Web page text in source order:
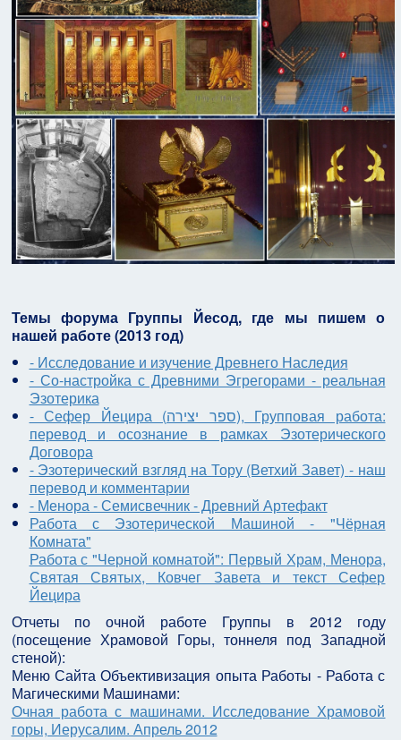
Темы форума Группы Йесод, где мы пишем о
нашей работе (2013 год)
- Исследование и изучение Древнего Наследия
- Со-настройка с Древними Эгрегорами - реальная
Эзотерика
- Сефер Йецира (ספר יצירה), Групповая работа:
перевод и осознание в рамках Эзотерического
Договора
- Эзотерический взгляд на Тору (Ветхий Завет) - наш
перевод и комментарии
- Менора - Семисвечник - Древний Артефакт
Работа с Эзотерической Машиной - "Чёрная
Комната"
Работа с "Черной комнатой": Первый Храм, Менора,
Святая Святых, Ковчег Завета и текст Сефер
Йецира
Отчеты по очной работе Группы в 2012 году
(посещение Храмовой Горы, тоннеля под Западной
стеной):
Меню Сайта Объективизация опыта Работы - Работа с
Магическими Машинами:
Очная работа с машинами. Исследование Храмовой
горы, Иерусалим. Апрель 2012